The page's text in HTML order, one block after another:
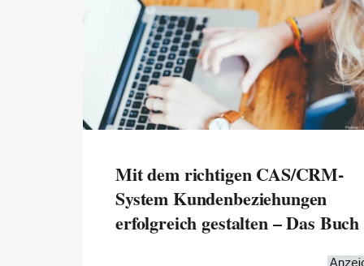
Mit dem richtigen CAS/CRM-
System Kundenbeziehungen
erfolgreich gestalten – Das Buch